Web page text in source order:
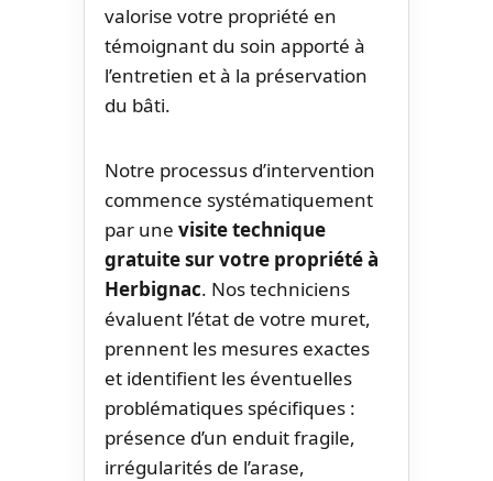
valorise votre propriété en
témoignant du soin apporté à
l’entretien et à la préservation
du bâti.
Notre processus d’intervention
commence systématiquement
par une visite technique
gratuite sur votre propriété à
Herbignac. Nos techniciens
évaluent l’état de votre muret,
prennent les mesures exactes
et identifient les éventuelles
problématiques spécifiques :
présence d’un enduit fragile,
irrégularités de l’arase,